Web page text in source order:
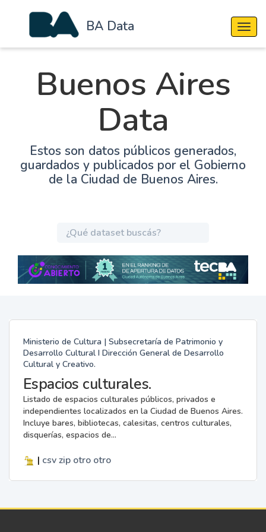
BA Data
Buenos Aires
Data
Estos son datos públicos generados,
guardados y publicados por el Gobierno
de la Ciudad de Buenos Aires.
Ministerio de Cultura | Subsecretaría de Patrimonio y
Desarrollo Cultural I Dirección General de Desarrollo
Cultural y Creativo.
Espacios culturales.
Listado de espacios culturales públicos, privados e
independientes localizados en la Ciudad de Buenos Aires.
Incluye bares, bibliotecas, calesitas, centros culturales,
disquerías, espacios de...
| csv zip otro otro